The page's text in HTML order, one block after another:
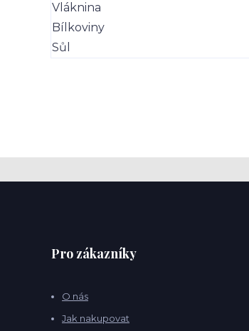
Vláknina
Bílkoviny
Sůl
Pro zákazníky
O nás
Jak nakupovat